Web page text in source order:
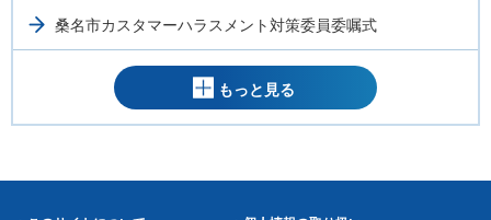
桑名市カスタマーハラスメント対策委員委嘱式
もっと見る